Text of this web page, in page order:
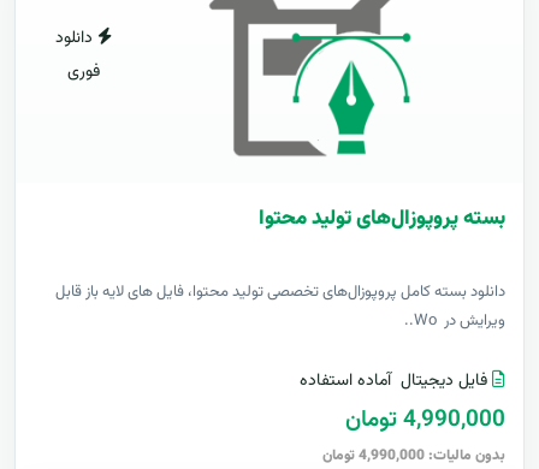
دانلود
فوری
بسته پروپوزال‌های تولید محتوا
دانلود بسته کامل پروپوزال‌های تخصصی تولید محتوا، فایل های لایه باز قابل
ویرایش در Wo..
فایل دیجیتال آماده استفاده
4,990,000 تومان
بدون مالیات: 4,990,000 تومان